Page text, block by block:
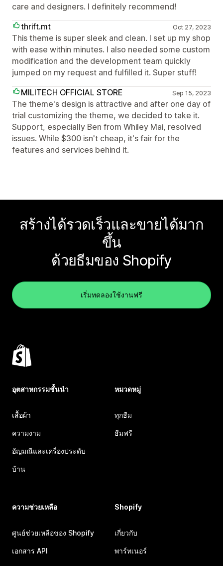
care and designers. I definitely recommend!
thrift.mt
Oct 27, 2023
This theme is super sleek and clean. I set up my shop
with ease within minutes. I also needed some custom
modification and the development team quickly
jumped on my request and fulfilled it. Super stuff!
MILITECH OFFICIAL STORE
Sep 15, 2023
The theme's design is attractive and after one day of
trial customizing the theme, we decided to take it.
Support, especially Ben from Whiley Mai, resolved
issues. While $300 isn't cheap, it's fair for the
features and services behind it.
สร้างได้รวดเร็วและขายได้มาก
ขึ้น
ด้วยธีมของ Shopify
เริ่มทดลองใช้งานฟรี
อุตสาหกรรมชั้นนำ
เสื้อผ้า
ความงาม
อัญมณีและเครื่องประดับ
บ้าน
หมวดหมู่
ทุกธีม
ธีมฟรี
ความช่วยเหลือ
ศูนย์ช่วยเหลือของ Shopify
เอกสาร API
Shopify
เกี่ยวกับ
พาร์ทเนอร์